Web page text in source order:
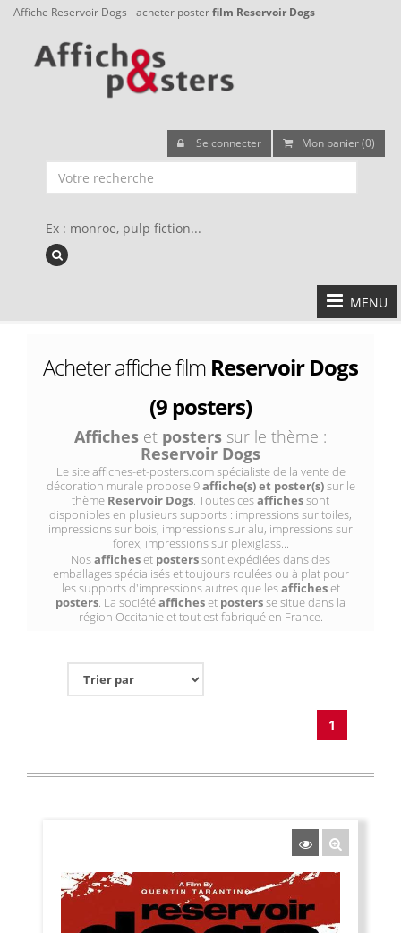
Affiche Reservoir Dogs - acheter posterfilm Reservoir Dogs
Se connecter Mon panier (0)
Ex : monroe, pulp fiction...
MENU
Acheter affiche film Reservoir Dogs
(9 posters)
Affiches et posters sur le thème :
Reservoir Dogs
Le site affiches-et-posters.com spécialiste de la vente de
décoration murale propose 9affiche(s) et poster(s)sur le
thème Reservoir Dogs. Toutes cesaffichessont
disponibles en plusieurs supports : impressions sur toiles,
impressions sur bois, impressions sur alu, impressions sur
forex, impressions sur plexiglass...
Nosafficheset posterssont expédiées dans des
emballages spécialisés et toujours roulées ou à plat pour
les supports d'impressions autres que lesafficheset
posters. La sociétéafficheset postersse situe dans la
région Occitanie et tout est fabriqué en France.
1